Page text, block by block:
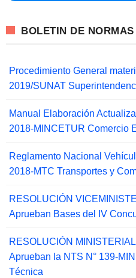
BOLETIN DE
Procedimiento General
2019/SUNAT
Manual Elaboración
2018-MINCETUR Comercio
Reglamento Nacional
2018-MTC Transportes y
RESOLUCIÓN
Aprueban Bases del IV
RESOLUCIÓN
Aprueban la NTS N° 139-
Técnica